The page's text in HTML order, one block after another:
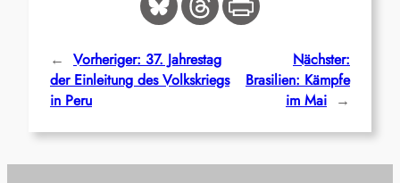
← Vorheriger: 37. Jahrestag
der Einleitung des Volkskriegs
in Peru
Nächster:
Brasilien: Kämpfe
im Mai →